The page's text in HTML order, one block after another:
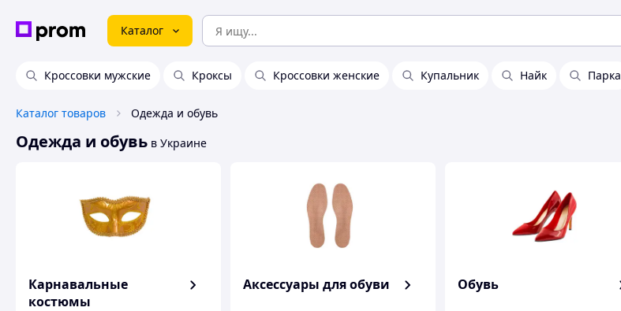
Каталог
Кроссовки мужские Кроксы Кроссовки женские Купальник Найк Парка
Каталог товаров Одежда и обувь
Одежда и обувь в Украине
Карнавальные
костюмы
Аксессуары для обуви Обувь